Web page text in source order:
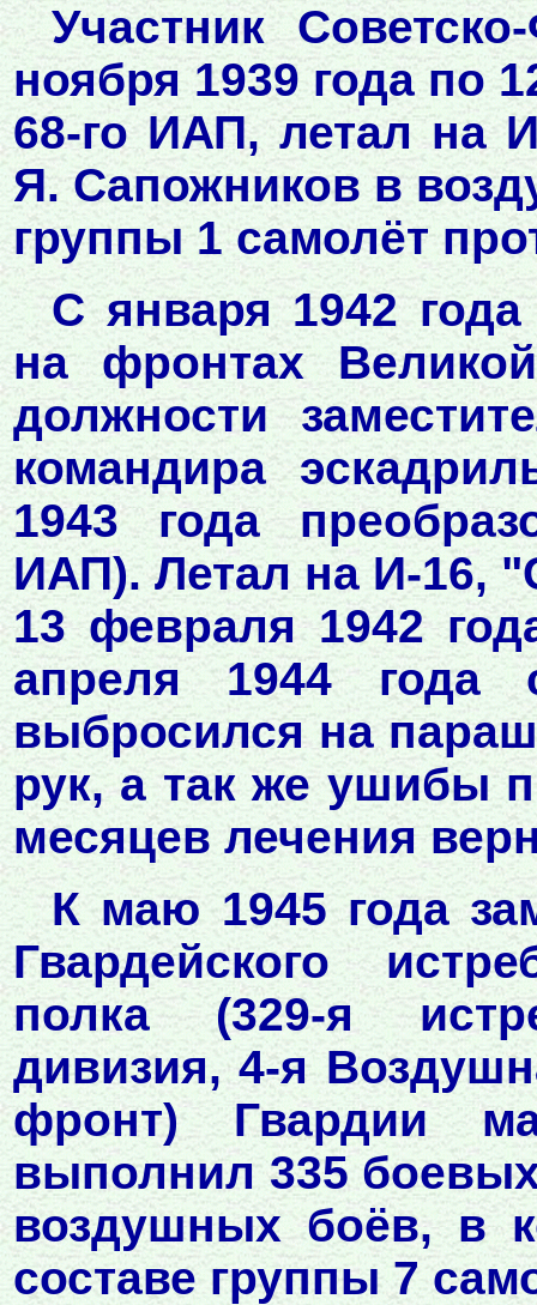
Участник
ноября 1939 года по
68-го ИАП, летал на
Я. Сапожников в
группы 1 самолёт
С января 1942
на фронтах
должности
командира
1943 года
ИАП). Летал на И-16,
13 февраля 1942
апреля 1944
выбросился на
рук, а так же ушибы
месяцев лечения
К маю 1945 года
Гвардейского
полка (329-я
дивизия, 4-я
фронт) Гвардии
выполнил 335
воздушных боёв, в
составе группы 7